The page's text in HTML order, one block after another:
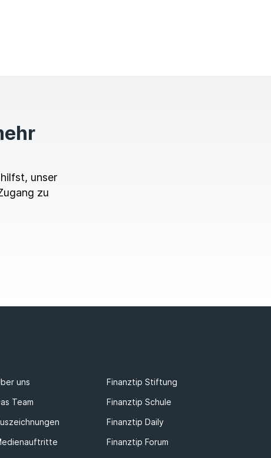
unser
zu
uns
Finanztip Stiftung
Team
Finanztip Schule
Finanztip Daily
Finanztip Forum